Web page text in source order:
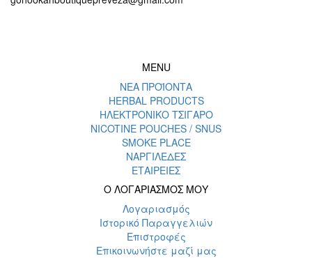
MENU
ΝΕΑ ΠΡΟΪΟΝΤΑ
HERBAL PRODUCTS
ΗΛΕΚΤΡΟΝΙΚΟ ΤΣΙΓΑΡΟ
NICOTINE POUCHES / SNUS
SMOKE PLACE
ΝΑΡΓΙΛΕΔΕΣ
ΕΤΑΙΡΕΙΕΣ
Ο ΛΟΓΑΡΙΑΣΜΟΣ ΜΟΥ
Λογαριασμός
Ιστορικό Παραγγελιών
Επιστροφές
Επικοινωνήστε μαζί μας